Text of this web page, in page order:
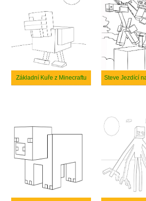
Základní Kuře z Minecraftu Steve Jezdící